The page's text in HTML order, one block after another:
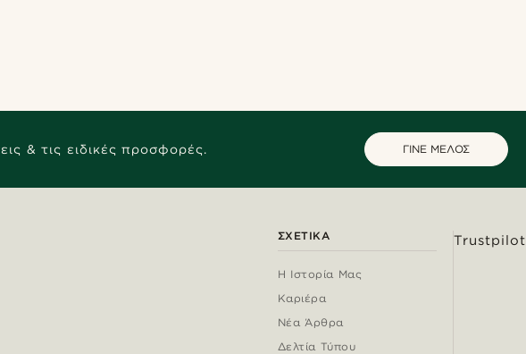
& τις ειδικές προσφορές. ΓΙΝΕ ΜΕΛΟΣ
ΣΧΕΤΙΚΆ
Η Ιστορία Μας
Καριέρα
Νέα Άρθρα
Δελτία Τύπου
Trustpilot